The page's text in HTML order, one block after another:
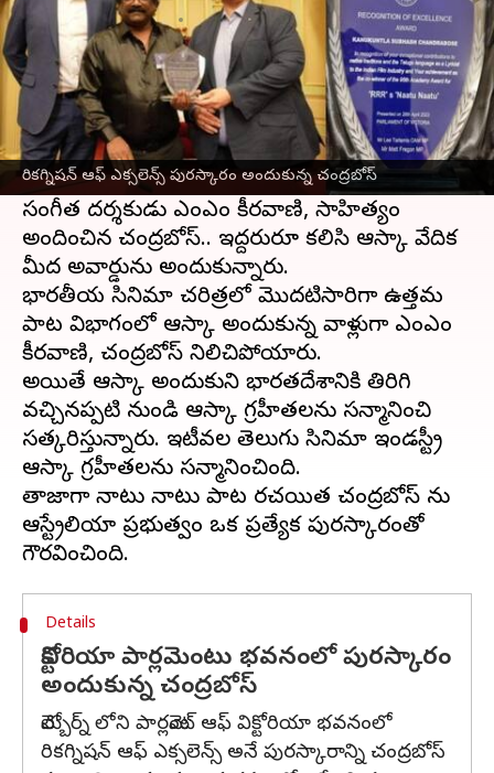
రికగ్నిషన్ ఆఫ్ ఎక్సలెన్స్ పురస్కారం అందుకున్న చంద్రబోస్
వ్రాసిన వారు Sriram Pranateja Apr 27, 2023 05:30 pm
ఈ వార్తాకథనం ఏంటి
ఆర్ఆర్ఆర్ సినిమాలో నాటు నాటు పాటకు బెస్ట్ ఒరిజినల్
సాంగ్ విభాగంలోఆస్కార్ అవార్డువచ్చిన సంగతి
తెలిసిందే.
సంగీత దర్శకుడు ఎంఎం కీరవాణి, సాహిత్యం
అందించిన చంద్రబోస్.. ఇద్దరురూ కలిసి ఆస్కార్ వేదిక
మీద అవార్డును అందుకున్నారు.
భారతీయ సినిమా చరిత్రలో మొదటిసారిగా ఉత్తమ
పాట విభాగంలో ఆస్కార్ అందుకున్న వాళ్లుగా ఎంఎం
కీరవాణి, చంద్రబోస్ నిలిచిపోయారు.
అయితే ఆస్కార్ అందుకుని భారతదేశానికి తిరిగి
వచ్చినప్పటి నుండి ఆస్కార్ గ్రహీతలను సన్మానించి
సత్కరిస్తున్నారు. ఇటీవల తెలుగు సినిమా ఇండస్ట్రీ
ఆస్కార్ గ్రహీతలను సన్మానించింది.
తాజాగా నాటు నాటు పాట రచయిత చంద్రబోస్ ను
ఆస్ట్రేలియా ప్రభుత్వం ఒక ప్రత్యేక పురస్కారంతో
Details
విక్టోరియా పార్లమెంటు భవనంలో పురస్కారం
అందుకున్న చంద్రబోస్
మెల్బోర్న్ లోని పార్లమెంట్ ఆఫ్ విక్టోరియా భవనంలో
రికగ్నిషన్ ఆఫ్ ఎక్సలెన్స్ అనే పురస్కారాన్ని చంద్రబోస్